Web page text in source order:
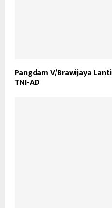
Pangdam V/Brawijaya
TNI-AD